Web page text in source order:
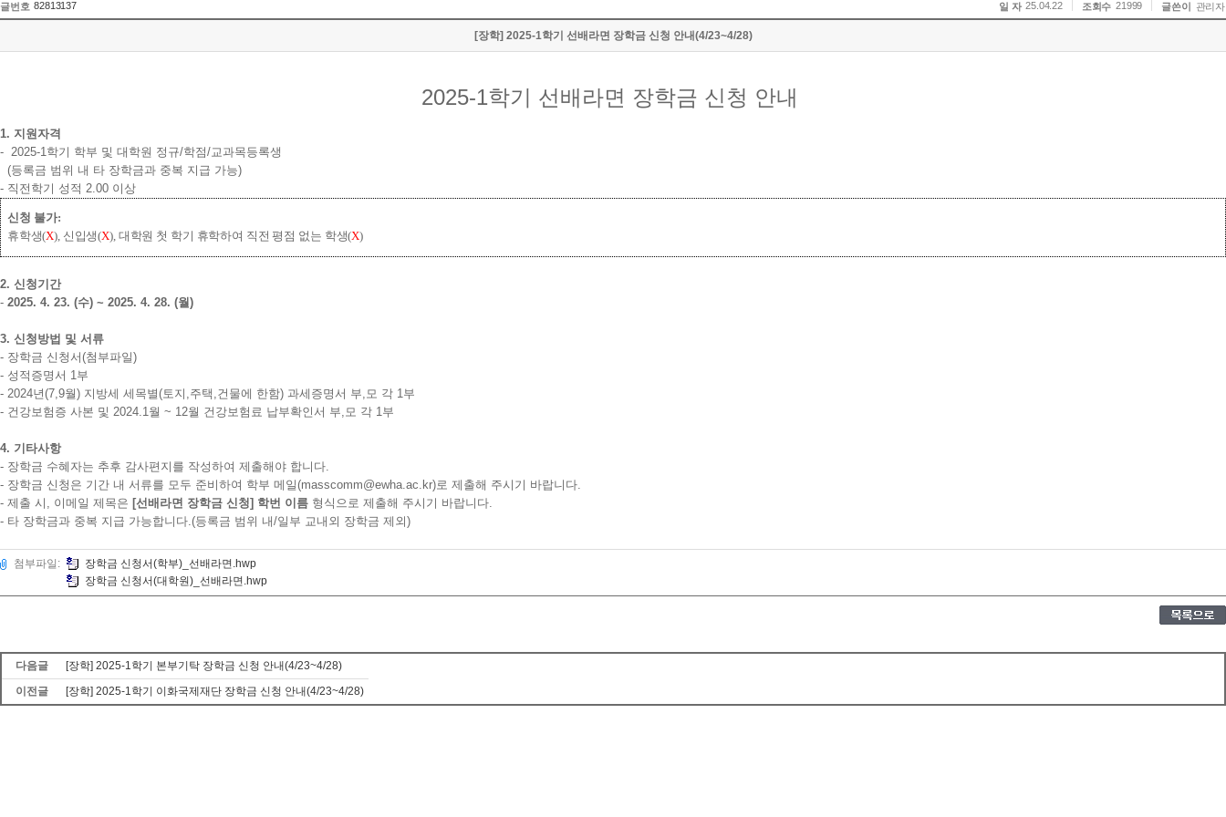
글번호 82813137 일 자 25.04.22 조회수 21999 글쓴이 관리자
[장학] 2025-1학기 선배라면 장학금 신청 안내(4/23~4/28)
2025-1학기 선배라면 장학금 신청 안내
1. 지원자격
- 2025-1학기 학부 및 대학원 정규/학점/교과목등록생
(등록금 범위 내 타 장학금과 중복 지급 가능)
- 직전학기 성적 2.00 이상
신청 불가:
휴학생(X), 신입생(X), 대학원 첫 학기 휴학하여 직전 평점 없는 학생(X)
2. 신청기간
- 2025. 4. 23. (수) ~ 2025. 4. 28. (월)
3. 신청방법 및 서류
- 장학금 신청서(첨부파일)
- 성적증명서 1부
- 2024년(7,9월) 지방세 세목별(토지,주택,건물에 한함) 과세증명서 부,모 각 1부
- 건강보험증 사본 및 2024.1월 ~ 12월 건강보험료 납부확인서 부,모 각 1부
4. 기타사항
- 장학금 수혜자는 추후 감사편지를 작성하여 제출해야 합니다.
- 장학금 신청은 기간 내 서류를 모두 준비하여 학부 메일(masscomm@ewha.ac.kr)로 제출해 주시기 바랍니다.
- 제출 시, 이메일 제목은 [선배라면 장학금 신청] 학번 이름 형식으로 제출해 주시기 바랍니다.
- 타 장학금과 중복 지급 가능합니다.(등록금 범위 내/일부 교내외 장학금 제외)
첨부파일:
장학금 신청서(학부)_선배라면.hwp
장학금 신청서(대학원)_선배라면.hwp
다음글
[장학] 2025-1학기 본부기탁 장학금 신청 안내(4/23~4/28)
이전글
[장학] 2025-1학기 이화국제재단 장학금 신청 안내(4/23~4/28)